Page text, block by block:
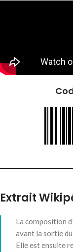
Extrait
La composition d’
avant la sortie
Elle est ensuite